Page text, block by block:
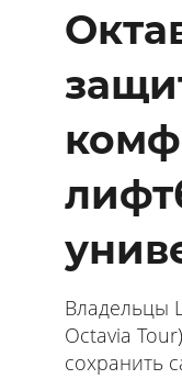
Владельцы
Octavia
сохранить